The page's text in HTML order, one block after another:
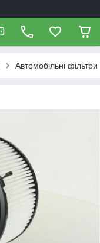
Автомобільні фільтри